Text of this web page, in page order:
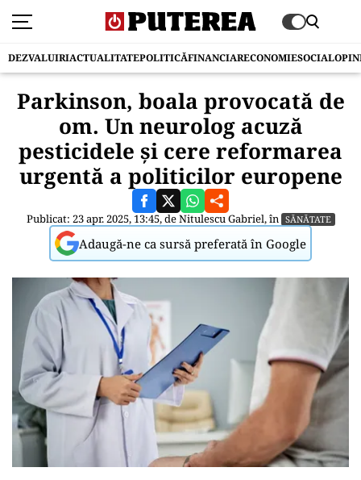
DEZVALUIRIACTUALITATEPOLITICĂFINANCIARECONOMIESOCIAL
Parkinson, boala provocată de
om. Un neurolog acuză
pesticidele și cere reformarea
urgentă a politicilor europene
Publicat: 23 apr. 2025, 13:45, deNitulescu Gabriel, în SĂNĂTATE
Adaugă-ne ca sursă preferată în Google